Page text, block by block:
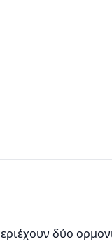
δύο